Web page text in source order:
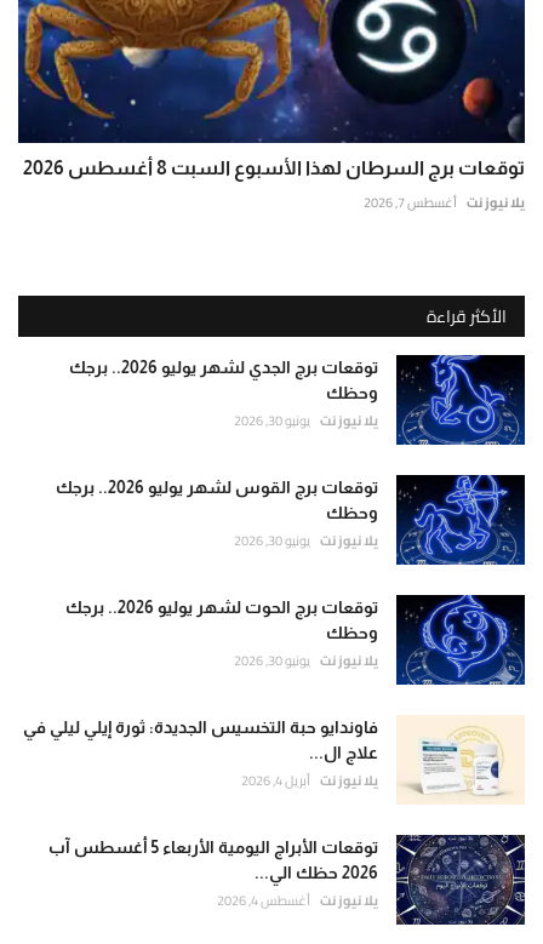
توقعات برج السرطان لهذا الأسبوع السبت 8 أغسطس 2026
يلا نيوز نت أغسطس 7, 2026
الأكثر قراءة
توقعات برج الجدي لشهر يوليو 2026.. برجك
وحظك
يلا نيوز نت يونيو 30, 2026
توقعات برج القوس لشهر يوليو 2026.. برجك
وحظك
يلا نيوز نت يونيو 30, 2026
توقعات برج الحوت لشهر يوليو 2026.. برجك
وحظك
يلا نيوز نت يونيو 30, 2026
فاوندايو حبة التخسيس الجديدة: ثورة إيلي ليلي في
علاج ال...
يلا نيوز نت أبريل 4, 2026
توقعات الأبراج اليومية الأربعاء 5 أغسطس آب
2026 حظك الي...
يلا نيوز نت أغسطس 4, 2026